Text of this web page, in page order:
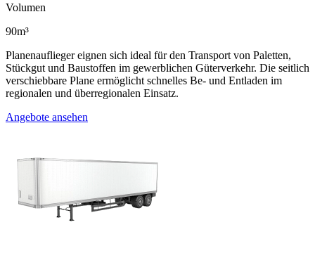
Volumen
90m³
Planenauflieger eignen sich ideal für den Transport von Paletten,
Stückgut und Baustoffen im gewerblichen Güterverkehr. Die seitlich
verschiebbare Plane ermöglicht schnelles Be- und Entladen im
regionalen und überregionalen Einsatz.
Angebote ansehen